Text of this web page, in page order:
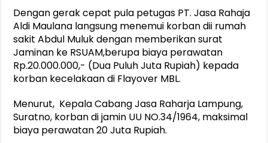
Dengan gerak cepat pula petugas PT. Jasa Rahaja
Aldi Maulana langsung menemui korban dii rumah
sakit Abdul Muluk dengan memberikan surat
Jaminan ke RSUAM,berupa biaya perawatan
Rp.20.000.000,- (Dua Puluh Juta Rupiah) kepada
korban kecelakaan di Flayover MBL.
Menurut, Kepala Cabang Jasa Raharja Lampung,
Suratno, korban di jamin UU NO.34/1964, maksimal
biaya perawatan 20 Juta Rupiah.